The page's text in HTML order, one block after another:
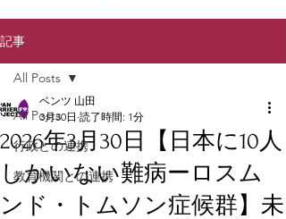
記事
All Posts
行政との連携
教育機関との連携
All Posts
2026年3月30日【日本に10人
しかいない難病ーロスム
ンド・トムソン症候群】未
ベンツ 山田
3月30日 読了時間: 1分